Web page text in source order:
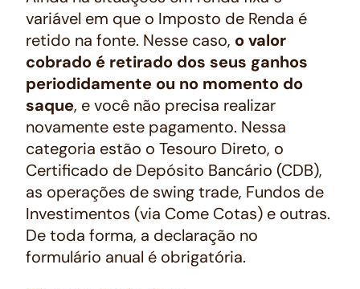
variável em que o Imposto de Renda é
retido na fonte. Nesse caso, o valor
cobrado é retirado dos seus ganhos
periodidamente ou no momento do
saque, e você não precisa realizar
novamente este pagamento. Nessa
categoria estão o Tesouro Direto, o
Certificado de Depósito Bancário (CDB),
as operações de swing trade, Fundos de
Investimentos (via Come Cotas) e outras.
De toda forma, a declaração no
formulário anual é obrigatória.